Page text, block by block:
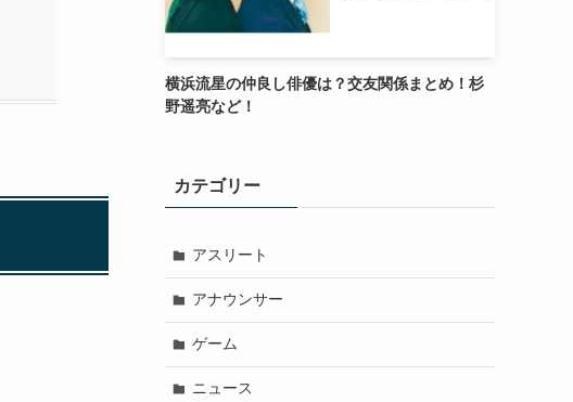
横浜流星の仲良し俳優は？交友関係まとめ！杉
野遥亮など！
カテゴリー
アスリート
アナウンサー
ゲーム
ニュース